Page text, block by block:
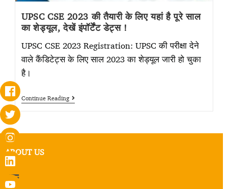
UPSC CSE 2023 की तैयारी के लिए यहां है पूरे साल
का शेड्यूल, देखें इंपॉर्टेंट डेट्स !
UPSC CSE 2023 Registration: UPSC की परीक्षा देने
वाले कैंडिटेट्स के लिए साल 2023 का शेड्यूल जारी हो चुका
है।
Continue Reading
ABOUT US